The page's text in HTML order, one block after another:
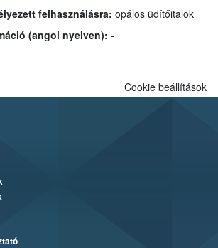
felhasználásra: opálos üdítőitalok
(angol nyelven): -
Cookie beállítások